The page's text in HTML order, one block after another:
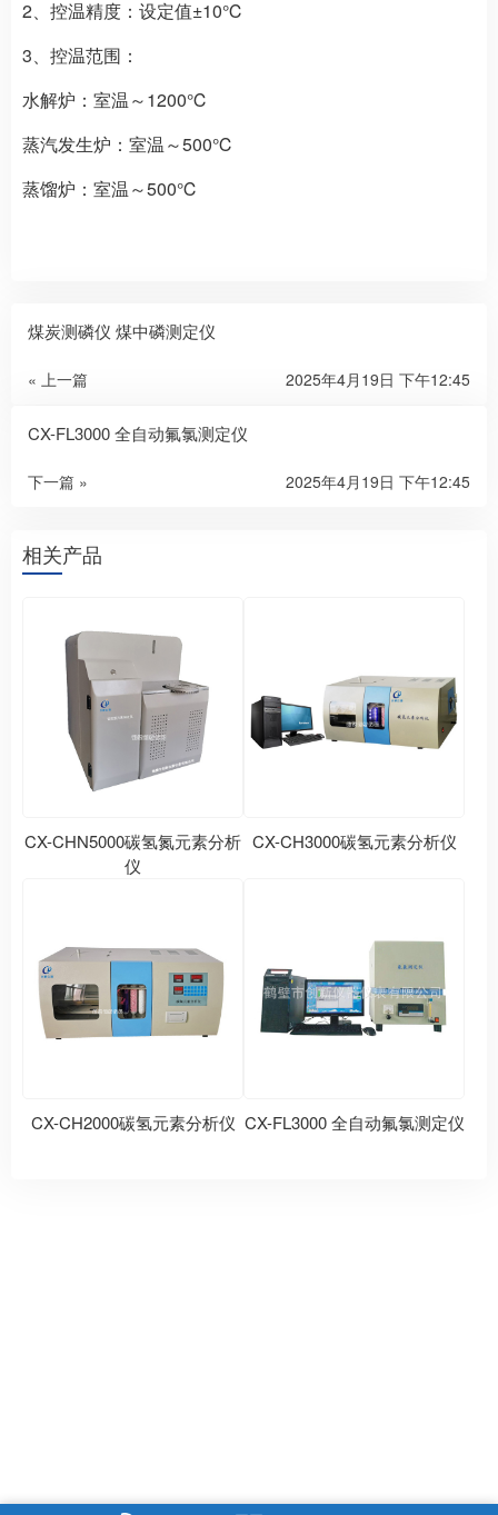
2、控温精度：设定值±10℃
3、控温范围：
水解炉：室温～1200℃
蒸汽发生炉：室温～500℃
蒸馏炉：室温～500℃
煤炭测磷仪 煤中磷测定仪
« 上一篇 2025年4月19日 下午12:45
CX-FL3000 全自动氟氯测定仪
下一篇 » 2025年4月19日 下午12:45
相关产品
CX-CHN5000碳氢氮元素分析
仪
CX-CH3000碳氢元素分析仪
CX-CH2000碳氢元素分析仪 CX-FL3000 全自动氟氯测定仪